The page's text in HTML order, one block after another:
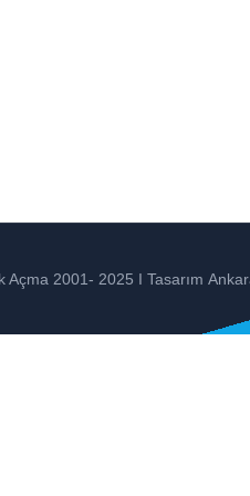
Açma 2001- 2025 I Tasarım